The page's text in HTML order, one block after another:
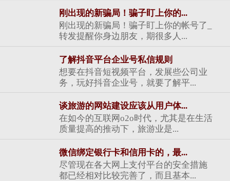
刚出现的新骗局！骗子盯上你的...
刚出现的新骗局！骗子盯上你的帐号了_
转发提醒你身边朋友，期很多人...
了解抖音平台企业号私信规则
想要在抖音短视频平台，发展些公司业
务，玩好抖音企业号，就要了解平...
谈旅游的网站建设应该从用户体...
在如今的互联网o2o时代，尤其是在生活
质量提高的推动下，旅游业是...
微信绑定银行卡和信用卡的，最...
尽管现在各大网上支付平台的安全措施
都已经相对比较完善了，而且基本...